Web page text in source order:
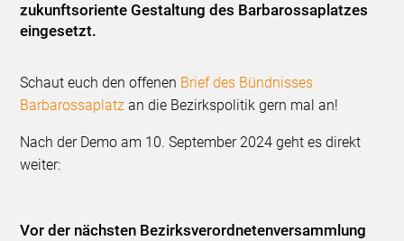
zukunftsoriente Gestaltung des Barbarossaplatzes
eingesetzt.
Schaut euch den offenen Brief des Bündnisses
Barbarossaplatz an die Bezirkspolitik gern mal an!
Nach der Demo am 10. September 2024 geht es direkt
weiter:
Vor der nächsten Bezirksverordnetenversammlung